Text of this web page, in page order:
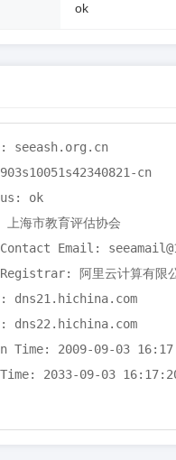
ok
seeash.org.cn
cn
ok
海市教育评估协会
Email:
阿里云计算有限
dns21.hichina.com
dns22.hichina.com
Time: 2009-09-03
2033-09-03